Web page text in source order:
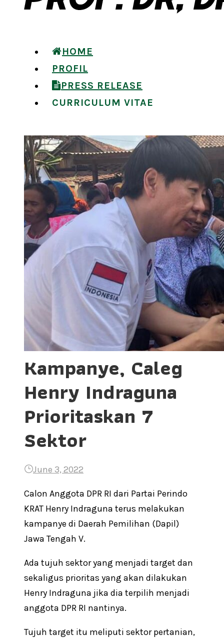
HOME
PROFIL
PRESS RELEASE
CURRICULUM VITAE
Kampanye, Caleg
Henry Indraguna
Prioritaskan 7
Sektor
June 3, 2022
Calon Anggota DPR RI dari Partai Perindo
KRAT Henry Indraguna terus melakukan
kampanye di Daerah Pemilihan (Dapil)
Jawa Tengah V.
Ada tujuh sektor yang menjadi target dan
sekaligus prioritas yang akan dilakukan
Henry Indraguna jika dia terpilih menjadi
anggota DPR RI nantinya.
Tujuh target itu meliputi sektor pertanian,